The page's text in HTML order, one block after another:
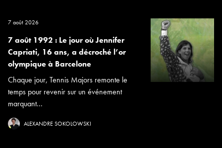
7 août 2026
7 août 1992 : Le jour où Jennifer
Capriati, 16 ans, a décroché l’or
olympique à Barcelone
Chaque jour, Tennis Majors remonte le
temps pour revenir sur un événement
marquant...
ALEXANDRE SOKOLOWSKI